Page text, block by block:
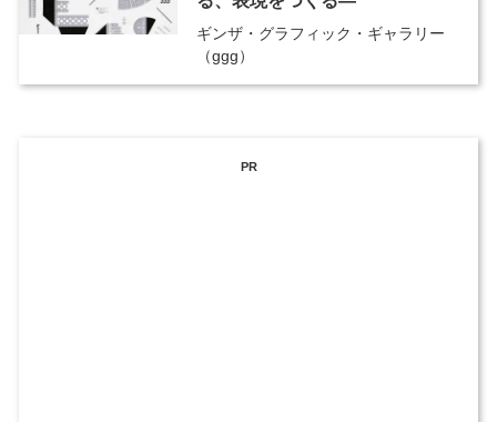
ギンザ・グラフィック・ギャラリー
（ggg）
PR